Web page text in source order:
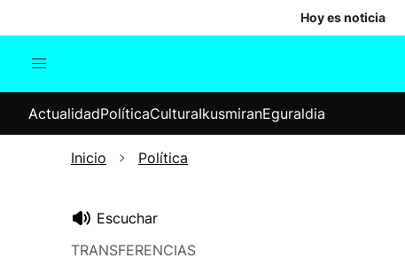
Hoy es noticia
Internacional
Elecciones
ActualidadPolíticaCulturaIkusmiranEguraldia
Inicio Política
Escuchar
TRANSFERENCIAS